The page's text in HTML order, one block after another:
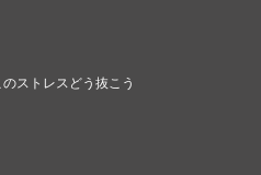
ストレスどう抜こう